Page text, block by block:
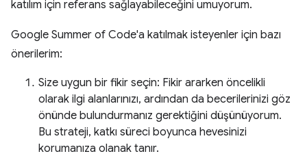
katılım için referans sağlayabileceğini umuyorum.
Google Summer of Code'a katılmak isteyenler için bazı
önerilerim:
Size uygun bir fikir seçin: Fikir ararken öncelikli
olarak ilgi alanlarınızı, ardından da becerilerinizi göz
önünde bulundurmanız gerektiğini düşünüyorum.
Bu strateji, katkı süreci boyunca hevesinizi
korumanıza olanak tanır.